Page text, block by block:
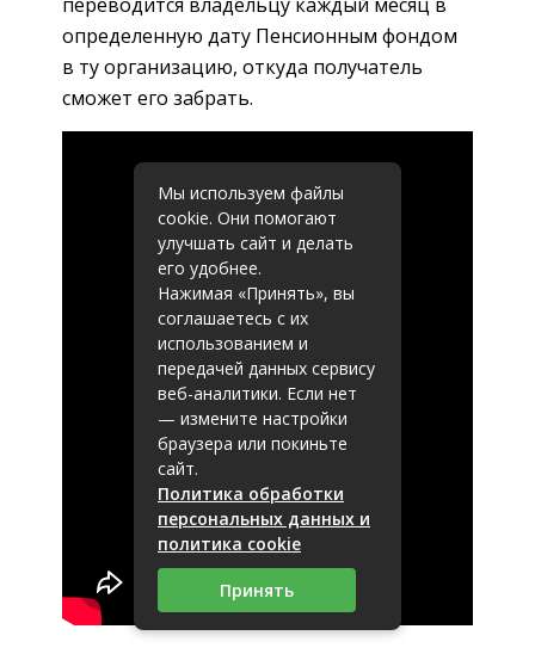
определенную дату Пенсионным фондом
в ту организацию, откуда получатель
сможет его забрать.
Мы используем файлы
cookie. Они помогают
улучшать сайт и делать
его удобнее.
Нажимая «Принять», вы
соглашаетесь с их
использованием и
передачей данных сервису
веб-аналитики. Если нет
— измените настройки
браузера или покиньте
сайт.
Политика обработки
персональных данных и
политика cookie
Принять